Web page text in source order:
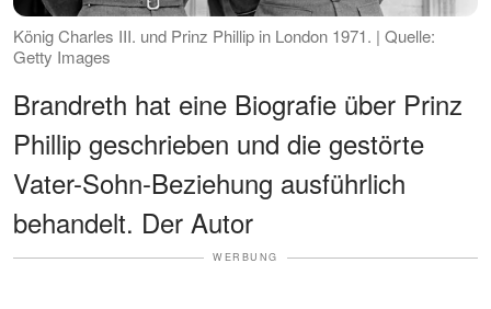
König Charles III. und Prinz Phillip in London 1971. | Quelle:
Getty Images
Brandreth hat eine Biografie über Prinz
Phillip geschrieben und die gestörte
Vater-Sohn-Beziehung ausführlich
behandelt. Der Autor
WERBUNG